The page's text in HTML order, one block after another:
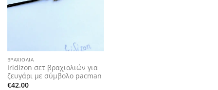
ΒΡΑΧΙΌΛΙΑ
Iridizon σετ βραχιολιών για
ζευγάρι με σύμβολο pacman
€42.00